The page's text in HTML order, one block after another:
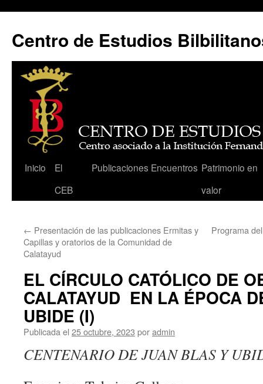
Centro de Estudios
Saltar
Inicio
El
CEB
Publicaciones Encuentros Patrimonio en
valor
← Presentación de las publicaciones Ermitas y
Capillas y oratorios de la Comunidad de
Calatayud
Programa
EL CÍRCULO CATÓLICO DE
CALATAYUD EN LA ÉPOCA
UBIDE (I)
Publicada el 25 octubre, 2023 poradmin
CENTENARIO DE JUAN BLAS Y